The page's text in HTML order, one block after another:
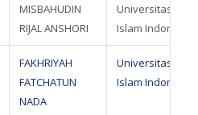
MISBAHUDIN
RIJAL ANSHORI
Universitas
Islam Indonesia
FAKHRIYAH
FATCHATUN
NADA
Universitas
Islam Indonesia